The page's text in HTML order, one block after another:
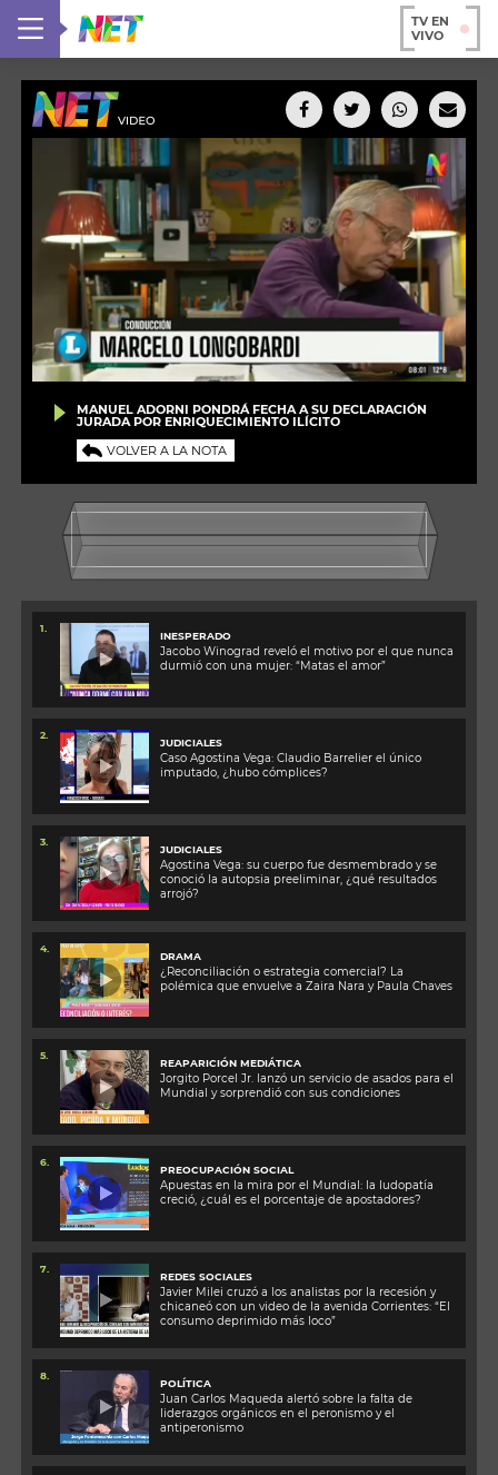
TV EN
VIVO
MANUEL ADORNI PONDRÁ FECHA A SU DECLARACIÓN
JURADA POR ENRIQUECIMIENTO ILÍCITO
VOLVER A LA NOTA
1.
INESPERADO
Jacobo Winograd reveló el motivo por el que nunca
durmió con una mujer: “Matas el amor”
2.
JUDICIALES
Caso Agostina Vega: Claudio Barrelier el único
imputado, ¿hubo cómplices?
3.
JUDICIALES
Agostina Vega: su cuerpo fue desmembrado y se
conoció la autopsia preeliminar, ¿qué resultados
arrojó?
4.
DRAMA
¿Reconciliación o estrategia comercial? La
polémica que envuelve a Zaira Nara y Paula Chaves
5.
REAPARICIÓN MEDIÁTICA
Jorgito Porcel Jr. lanzó un servicio de asados para el
Mundial y sorprendió con sus condiciones
6.
PREOCUPACIÓN SOCIAL
Apuestas en la mira por el Mundial: la ludopatía
creció, ¿cuál es el porcentaje de apostadores?
7.
REDES SOCIALES
Javier Milei cruzó a los analistas por la recesión y
chicaneó con un video de la avenida Corrientes: “El
consumo deprimido más loco”
8.
POLÍTICA
Juan Carlos Maqueda alertó sobre la falta de
liderazgos orgánicos en el peronismo y el
antiperonismo